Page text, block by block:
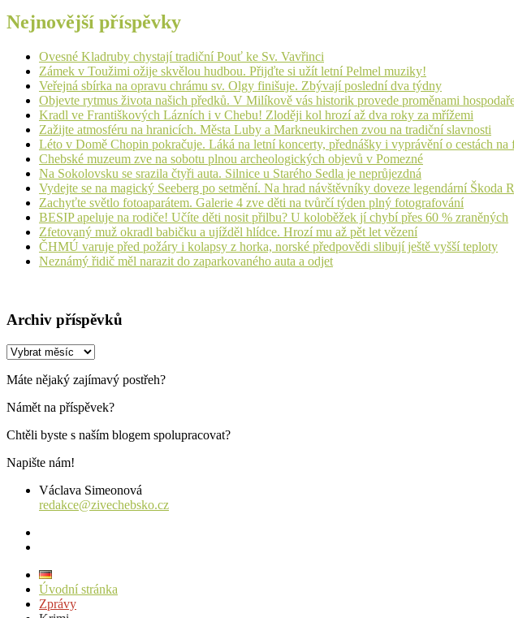
Nejnovější příspěvky
Ovesné Kladruby chystají tradiční Pouť ke Sv. Vavřinci
Zámek v Toužimi ožije skvělou hudbou. Přijďte si užít letní Pelmel muziky!
Veřejná sbírka na opravu chrámu sv. Olgy finišuje. Zbývají poslední dva týdny
Objevte rytmus života našich předků. V Milíkově vás historik provede proměnami
Kradl ve Františkových Lázních i v Chebu! Zloději kol hrozí až dva roky za mřížemi
Zažijte atmosféru na hranicích. Města Luby a Markneukirchen zvou na tradiční slavnosti
Léto v Domě Chopin pokračuje. Láká na letní koncerty, přednášky i vyprávění o cestách na
Chebské muzeum zve na sobotu plnou archeologických objevů v Pomezné
Na Sokolovsku se srazila čtyři auta. Silnice u Starého Sedla je neprůjezdná
Vydejte se na magický Seeberg po setmění. Na hrad návštěvníky doveze legendární Škoda
Zachyťte světlo fotoaparátem. Galerie 4 zve děti na tvůrčí týden plný fotografování
BESIP apeluje na rodiče! Učíte děti nosit přilbu? U koloběžek jí chybí přes 60 % zraněných
Zfetovaný muž okradl babičku a ujížděl hlídce. Hrozí mu až pět let vězení
ČHMÚ varuje před požáry i kolapsy z horka, norské předpovědi slibují ještě vyšší teploty
Neznámý řidič měl narazit do zaparkovaného auta a odjet
Archiv příspěvků
Archiv
Máte nějaký zajímavý postřeh?
Námět na příspěvek?
Chtěli byste s naším blogem spolupracovat?
Napište nám!
Václava Simeonová
redakce@zivechebsko.cz
Úvodní stránka
Zprávy